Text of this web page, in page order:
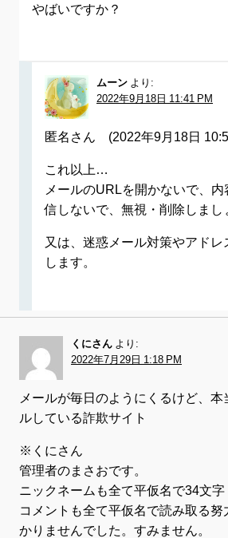
やばいですか？
ムーン
より:
2022年9月18日 11:41 PM
匿名さん (2022年9月18日
これ以上…
メールのURLを開かないで、内
信しないで、無視・削除しまし
又は、迷惑メール対策やアドレ
します。
くにさん
より:
2022年7月29日 1:18 PM
メールが毎日のようにくるけど、
ルしている詐欺サイト
※くにさん
管理者のまさおです。
ニックネームも全て平仮名で34文字
コメントも全て平仮名で読み取る努
かりませんでした。すみません。